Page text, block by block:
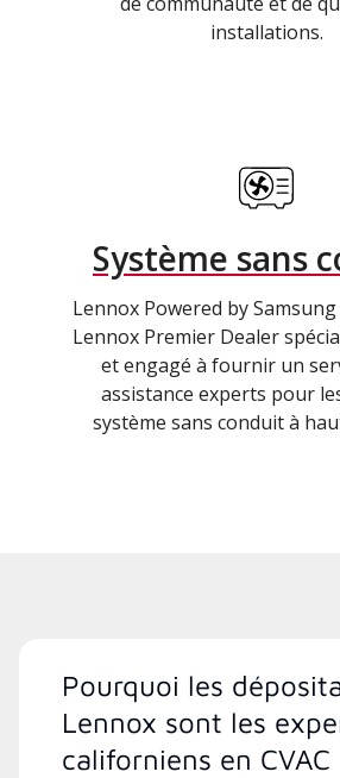
installations.
Système sans
Lennox Powered by
Lennox Premier Dealer
et engagé à fournir un
assistance experts pour
système sans conduit à
Pourquoi les
Lennox sont les
californiens en CVAC